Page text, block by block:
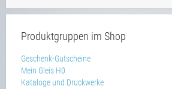
Produktgruppen im Shop
Geschenk-Gutscheine
Mein Gleis H0
Kataloge und Druckwerke